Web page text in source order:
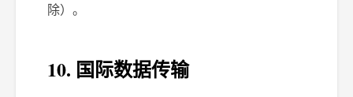
除）。
10. 国际数据传输